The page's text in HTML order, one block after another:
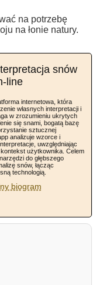
na potrzebę
na łonie natury.
snów
line
internetowa, która
własnych interpretacji i
w zrozumieniu ukrytych
się snami, bogatą bazę
sztucznej
analizuje wzorce i
uwzględniając
użytkownika. Celem
do głębszego
snów, łącząc
technologią.
biogram